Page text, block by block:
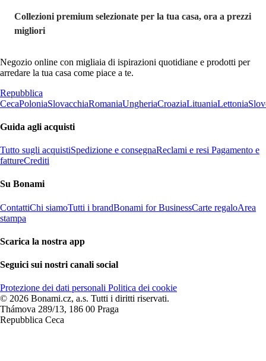
Collezioni premium selezionate per la tua casa, ora a prezzi
migliori
Negozio online con migliaia di ispirazioni quotidiane e prodotti per
arredare la tua casa come piace a te.
Repubblica
CecaPoloniaSlovacchiaRomaniaUngheriaCroaziaLituaniaLettonia
Guida agli acquisti
Tutto sugli acquistiSpedizione e consegnaReclami e resi Pagamento e
fattureCrediti
Su Bonami
ContattiChi siamoTutti i brandBonami for BusinessCarte regaloArea
stampa
Scarica la nostra app
Seguici sui nostri canali social
Protezione dei dati personali Politica dei cookie
© 2026 Bonami.cz, a.s. Tutti i diritti riservati.
Thámova 289/13, 186 00 Praga
Repubblica Ceca